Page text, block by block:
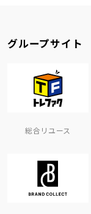
グループサイト
総合リユース